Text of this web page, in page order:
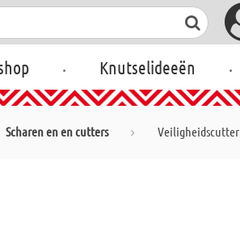
. Knutselideeën .
Scharen en en cutters Veiligheidscutter